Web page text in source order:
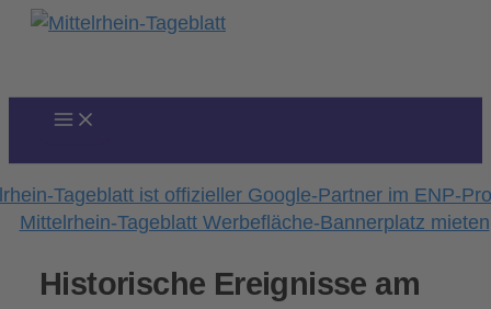
Zum
Historische Ereignisse am